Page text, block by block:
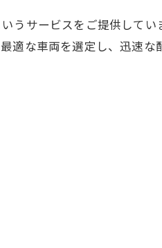
いうサービスをご提供して
適な車両を選定し、迅速な